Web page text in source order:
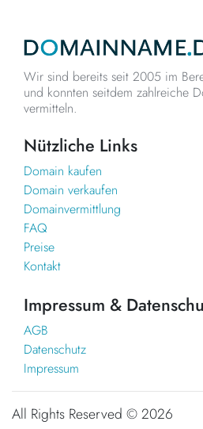
Wir sind bereits seit 2005 im
und konnten seitdem zahlreiche
vermitteln.
Nützliche Links
Domain kaufen
Domain verkaufen
Domainvermittlung
FAQ
Preise
Kontakt
Impressum &
AGB
Datenschutz
Impressum
All Rights Reserved ©2026